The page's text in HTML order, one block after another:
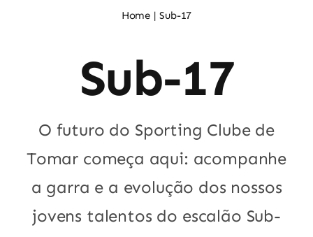
Home Sub-17
Sub-17
O futuro do Sporting Clube de
Tomar começa aqui: acompanhe
a garra e a evolução dos nossos
jovens talentos do escalão Sub-